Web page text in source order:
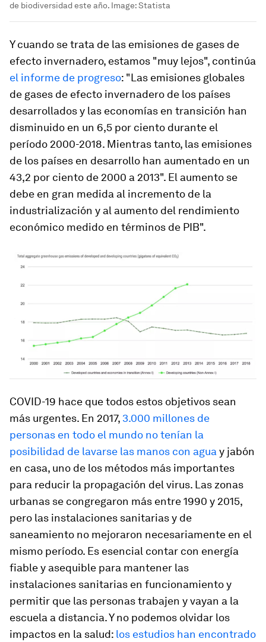
de biodiversidad este año. Image:Statista
Y cuando se trata de las emisiones de gases de
efecto invernadero, estamos "muy lejos", continúa
el informe de progreso: "Las emisiones globales
de gases de efecto invernadero de los países
desarrollados y las economías en transición han
disminuido en un 6,5 por ciento durante el
período 2000-2018. Mientras tanto, las emisiones
de los países en desarrollo han aumentado en un
43,2 por ciento de 2000 a 2013". El aumento se
debe en gran medida al incremento de la
industrialización y al aumento del rendimiento
económico medido en términos de PIB".
COVID-19 hace que todos estos objetivos sean
más urgentes. En 2017, 3.000 millones de
personas en todo el mundo no tenían la
posibilidad de lavarse las manos con aguay jabón
en casa, uno de los métodos más importantes
para reducir la propagación del virus. Las zonas
urbanas se congregaron más entre 1990 y 2015,
pero las instalaciones sanitarias y de
saneamiento no mejoraron necesariamente en el
mismo período. Es esencial contar con energía
fiable y asequible para mantener las
instalaciones sanitarias en funcionamiento y
permitir que las personas trabajen y vayan a la
escuela a distancia. Y no podemos olvidar los
impactos en la salud: los estudios han encontrado